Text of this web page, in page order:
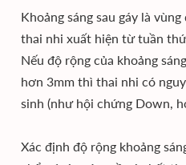
Khoảng sáng sau gáy là
thai nhi xuất hiện từ tuần
Nếu độ rộng của khoảng
hơn 3mm thì thai nhi có
sinh (như hội chứng Down,
Xác định độ rộng khoảng